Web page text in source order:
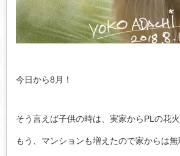
今日から8月！
そう言えば子供の時は、実家からPLの花
もう、マンションも増えたので家からは無